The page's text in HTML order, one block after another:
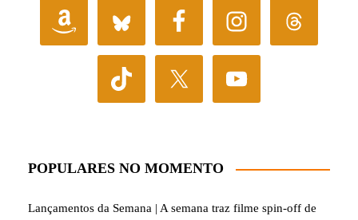
POPULARES NO MOMENTO
Lançamentos da Semana | A semana traz filme spin-off de